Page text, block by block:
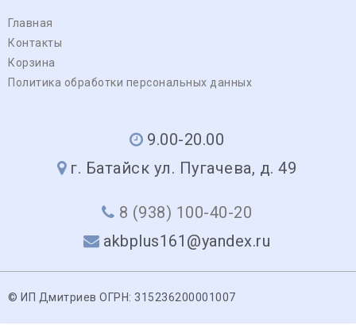
Главная
Контакты
Корзина
Политика обработки персональных данных
9.00-20.00
г. Батайск ул. Пугачева, д. 49
8 (938) 100-40-20
akbplus161@yandex.ru
© ИП Дмитриев ОГРН: 315236200001007